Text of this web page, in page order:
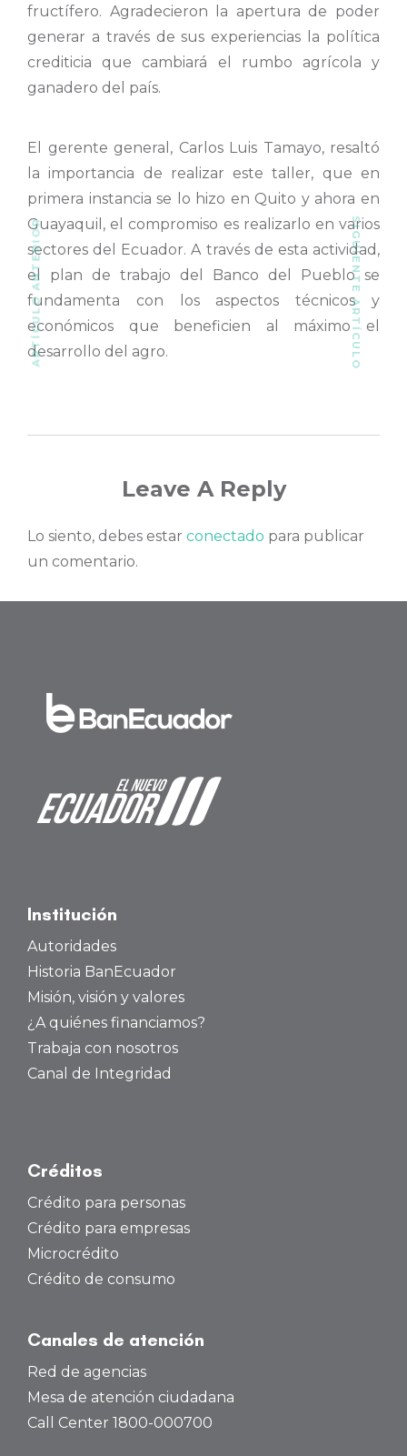
fructífero. Agradecieron la apertura de poder
generar a través de sus experiencias la política
crediticia que cambiará el rumbo agrícola y
ganadero del país.
El gerente general, Carlos Luis Tamayo, resaltó
la importancia de realizar este taller, que en
primera instancia se lo hizo en Quito y ahora en
Guayaquil, el compromiso es realizarlo en varios
sectores del Ecuador. A través de esta actividad,
el plan de trabajo del Banco del Pueblo se
fundamenta con los aspectos técnicos y
económicos que beneficien al máximo el
desarrollo del agro.
Leave A Reply
Lo siento, debes estar conectado para publicar
un comentario.
ARTÍCULO ANTERIOR SIGUIENTE ARTÍCULO
Institución
Autoridades
Historia BanEcuador
Misión, visión y valores
¿A quiénes financiamos?
Trabaja con nosotros
Canal de Integridad
Créditos
Crédito para personas
Crédito para empresas
Microcrédito
Crédito de consumo
Canales de atención
Red de agencias
Mesa de atención ciudadana
Call Center 1800-000700